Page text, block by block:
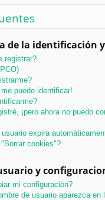
de la identificación
registrar?
puedo identificar!
¡pero ahora no puedo
expira
cookies"?
y
mi configuración?
de usuario aparezca en